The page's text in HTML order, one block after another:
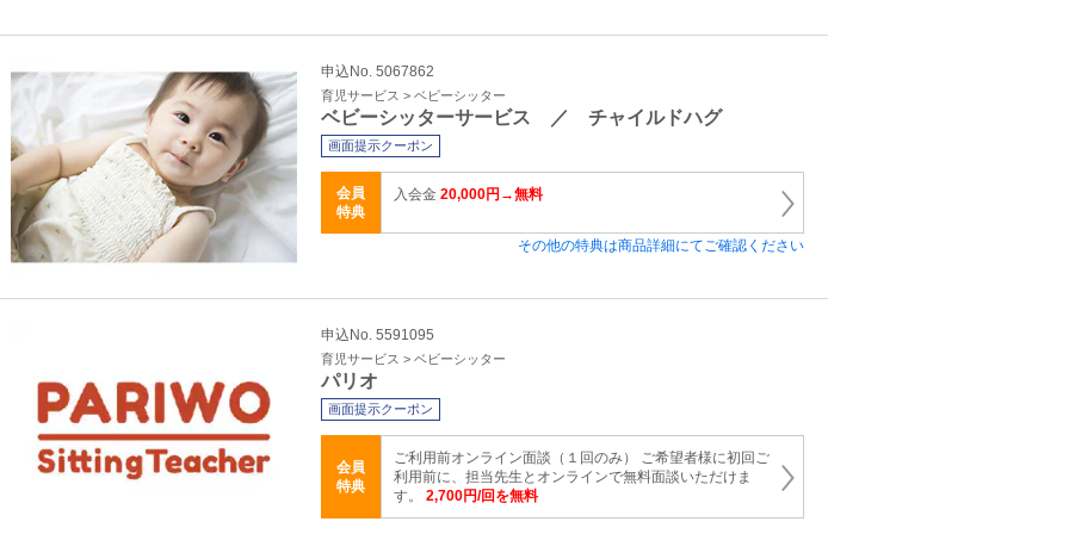
申込No. 5067862
育児サービス > ベビーシッター
ベビーシッターサービス ／ チャイルドハグ
画面提示クーポン
会員
特典
入会金 20,000円→無料
その他の特典は商品詳細にてご確認ください
申込No. 5591095
育児サービス > ベビーシッター
パリオ
画面提示クーポン
会員
特典
ご利用前オンライン面談（１回のみ） ご希望者様に初回ご
利用前に、担当先生とオンラインで無料面談いただけま
す。 2,700円/回を無料